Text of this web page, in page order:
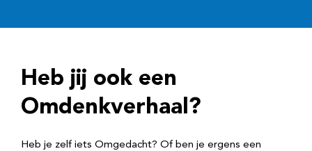
r
e
Heb jij ook een
Omdenkverhaal?
Heb je zelf iets Omgedacht? Of ben je ergens een